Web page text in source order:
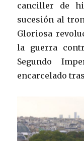
canciller de
sucesión al
Gloriosa
la guerra
Segundo
encarcelado